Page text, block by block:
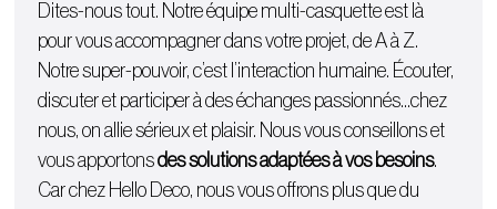
Dites-nous tout. Notre équipe multi-casquette est là
pour vous accompagner dans votre projet, de A à Z.
Notre super-pouvoir, c’est l’interaction humaine. Écouter,
discuter et participer à des échanges passionnés…chez
nous, on allie sérieux et plaisir. Nous vous conseillons et
vous apportonsdes solutions adaptées à vos besoins.
Car chez Hello Deco, nous vous offrons plus que du